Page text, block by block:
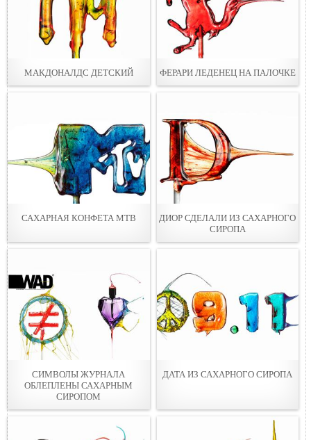
МАКДОНАЛДС ДЕТСКИЙ ФЕРАРИ ЛЕДЕНЕЦ НА ПАЛОЧКЕ
САХАРНАЯ КОНФЕТА МТВ
ДИОР СДЕЛАЛИ ИЗ САХАРНОГО
СИРОПА
СИМВОЛЫ ЖУРНАЛА
ОБЛЕПЛЕНЫ САХАРНЫМ
СИРОПОМ
ДАТА ИЗ САХАРНОГО СИРОПА